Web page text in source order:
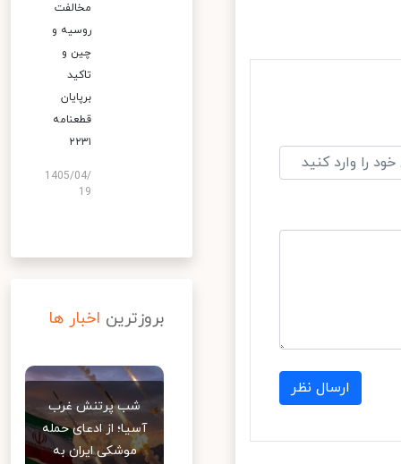
ارسال نظر
مخالفت
روسیه و
چین و
تاکید
برپایان
قطعنامه
۲۲۳۱
1405/04/
19
بروزترین اخبار ها
شب پرتنش غرب
آسیا؛ از ادعای حمله
موشکی ایران به